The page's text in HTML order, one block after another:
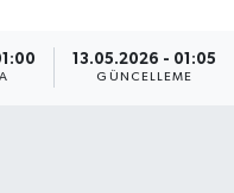
13.05.2026 - 01:05
GÜNCELLEME